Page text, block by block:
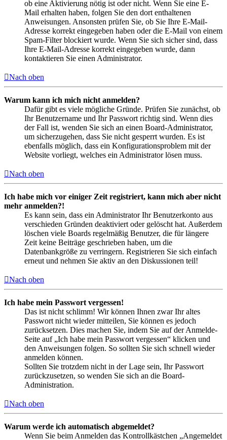
ob eine Aktivierung nötig ist oder nicht. Wenn Sie eine E-
Mail erhalten haben, folgen Sie den dort enthaltenen
Anweisungen. Ansonsten prüfen Sie, ob Sie Ihre E-Mail-
Adresse korrekt eingegeben haben oder die E-Mail von einem
Spam-Filter blockiert wurde. Wenn Sie sich sicher sind, dass
Ihre E-Mail-Adresse korrekt eingegeben wurde, dann
kontaktieren Sie einen Administrator.
Nach oben
Warum kann ich mich nicht anmelden?
Dafür gibt es viele mögliche Gründe. Prüfen Sie zunächst, ob
Ihr Benutzername und Ihr Passwort richtig sind. Wenn dies
der Fall ist, wenden Sie sich an einen Board-Administrator,
um sicherzugehen, dass Sie nicht gesperrt wurden. Es ist
ebenfalls möglich, dass ein Konfigurationsproblem mit der
Website vorliegt, welches ein Administrator lösen muss.
Nach oben
Ich habe mich vor einiger Zeit registriert, kann mich aber nicht
mehr anmelden?!
Es kann sein, dass ein Administrator Ihr Benutzerkonto aus
verschieden Gründen deaktiviert oder gelöscht hat. Außerdem
löschen viele Boards regelmäßig Benutzer, die für längere
Zeit keine Beiträge geschrieben haben, um die
Datenbankgröße zu verringern. Registrieren Sie sich einfach
erneut und nehmen Sie aktiv an den Diskussionen teil!
Nach oben
Ich habe mein Passwort vergessen!
Das ist nicht schlimm! Wir können Ihnen zwar Ihr altes
Passwort nicht wieder mitteilen, Sie können es jedoch
zurücksetzen. Dies machen Sie, indem Sie auf der Anmelde-
Seite auf „Ich habe mein Passwort vergessen“ klicken und
den Anweisungen folgen. So sollten Sie sich schnell wieder
anmelden können.
Sollten Sie trotzdem nicht in der Lage sein, Ihr Passwort
zurückzusetzen, so wenden Sie sich an die Board-
Administration.
Nach oben
Warum werde ich automatisch abgemeldet?
Wenn Sie beim Anmelden das Kontrollkästchen „Angemeldet